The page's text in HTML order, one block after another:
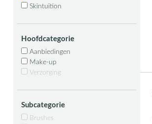
Skintuition
Hoofdcategorie
Aanbiedingen
Make-up
Verzorging
Subcategorie
Brushes